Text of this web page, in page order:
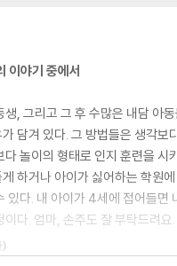
수 감각이 최우선이다
을 모두 잡는 보드게임
용한 4~7세 영어 공부력 키우기
충분히 재미있게 할 수 있다
는 간단한 생활 대화
세상에서 가장 즐거운 영어 공부
기는 읽기 전 활동이 전부다
정보는 쉽게 연결되고 통합되어
는 공부가 무엇인지, 더 나아가
나서 아이의 공부를 시작해야 한
01 4~7세 공부에 꼭 필요한 2
서
주의력과 청각 주의력으로 나뉘
분류된다. 필요한 자극에 반응하
극 중에서 한 가지 자극에만 관심
이가 재미있게 놀고 즐겁게 공부
택을 강요하는 현실이 되어버렸다
내 대한민국 부모들의 따뜻하고
장은 4~7세 아이가 제대로 놀
지 못하는 안타까운 모습으로
기는 없습니다』를 더 이상 미루
두 아이의 엄마로 살아온 30여
이야기 중에서
생, 그리고 그 후 수많은 내담 아
담겨 있다. 그 방법들은 생각보
다 놀이의 형태로 인지 훈련을 시
하거나 아이가 싫어하는 학원
있다. 내 아이가 4세에 접어들면
이다. 엄마, 손주도 잘 부탁드려요